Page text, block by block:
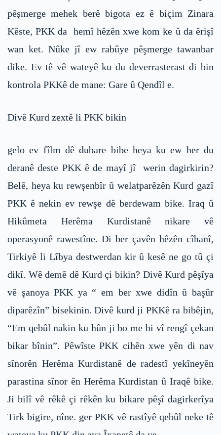
pêşmerge mehek berê bigota ez ê biçim Zinara
Kêste, PKK da hemî hêzên xwe kom ke û da êrişî
wan ket. Nûke jî ew rabûye pêşmerge tawanbar
dike. Ev tê vê wateyê ku du deverrasterast di bin
kontrola PKKê de mane: Gare û Qendîl e.
Divê Kurd zextê li PKK bikin
gelo ev fîlm dê dubare bibe heya ku ew her du
deranê deste PKK ê de mayî jî werin dagirkirin?
Belê, heya ku rewşenbîr û welatparêzên Kurd gazî
PKK ê nekin ev rewşe dê berdewam bike. Iraq û
Hikûmeta Herêma Kurdistanê nikare vê
operasyonê rawestîne. Di ber çavên hêzên cîhanî,
Tirkiyê li Lîbya destwerdan kir û kesê ne go tû çi
dikî. Wê demê dê Kurd çi bikin? Divê Kurd pêşîya
vê şanoya PKK ya “ em ber xwe didîn û başûr
diparêzîn” bisekinin. Divê kurd ji PKKê ra bibêjin,
“Em qebûl nakin ku hûn ji bo me bi vî rengî çekan
bikar bînin”. Pêwîste PKK cihên xwe yên di nav
sînorên Herêma Kurdistanê de radestî yekîneyên
parastina sînor ên Herêma Kurdistan û Iraqê bike.
Ji bilî vê rêkê çi rêkên ku bikare pêşî dagirkerîya
Tirk bigire, nîne. ger PKK vê rastîyê qebûl neke tê